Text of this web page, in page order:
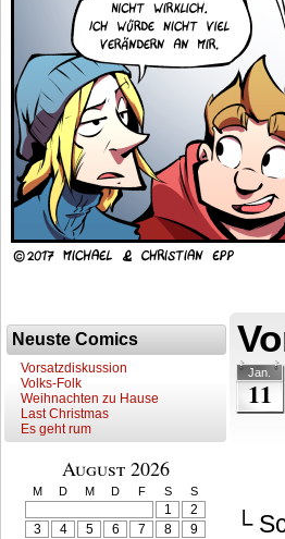
Neuste Comics
Vorsatzdiskussion
Volks-Folk
Weihnachten zu Hause
Last Christmas
Es geht rum
August 2026
M D M D F S S
1
2
3
4 5 6 7 8
9
Jan.
11
└